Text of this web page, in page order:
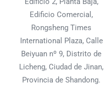
Edificio Comercial,
Rongsheng Times
International Plaza, Calle
Beiyuan nº 9, Distrito de
Licheng, Ciudad de Jinan,
Provincia de Shandong.